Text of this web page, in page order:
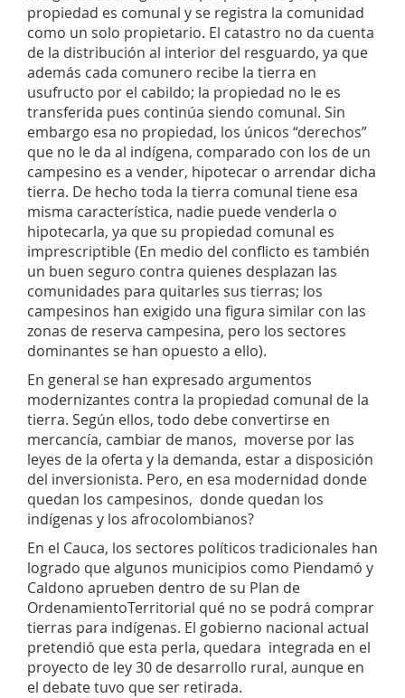
propiedad es comunal y se registra la comunidad
como un solo propietario. El catastro no da cuenta
de la distribución al interior del resguardo, ya que
además cada comunero recibe la tierra en
usufructo por el cabildo; la propiedad no le es
transferida pues continúa siendo comunal. Sin
embargo esa no propiedad, los únicos “derechos”
que no le da al indígena, comparado con los de un
campesino es a vender, hipotecar o arrendar dicha
tierra. De hecho toda la tierra comunal tiene esa
misma característica, nadie puede venderla o
hipotecarla, ya que su propiedad comunal es
imprescriptible (En medio del conflicto es también
un buen seguro contra quienes desplazan las
comunidades para quitarles sus tierras; los
campesinos han exigido una figura similar con las
zonas de reserva campesina, pero los sectores
dominantes se han opuesto a ello).
En general se han expresado argumentos
modernizantes contra la propiedad comunal de la
tierra. Según ellos, todo debe convertirse en
mercancía, cambiar de manos, moverse por las
leyes de la oferta y la demanda, estar a disposición
del inversionista. Pero, en esa modernidad donde
quedan los campesinos, donde quedan los
indígenas y los afrocolombianos?
En el Cauca, los sectores políticos tradicionales han
logrado que algunos municipios como Piendamó y
Caldono aprueben dentro de su Plan de
OrdenamientoTerritorial qué no se podrá comprar
tierras para indígenas. El gobierno nacional actual
pretendió que esta perla, quedara integrada en el
proyecto de ley 30 de desarrollo rural, aunque en
el debate tuvo que ser retirada.